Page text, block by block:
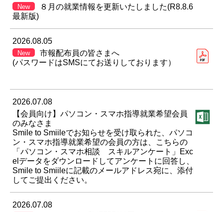
New
８月の就業情報を更新いたしました(R8.8.6
最新版)
2026.08.05
New
市報配布員の皆さまへ
(パスワードはSMSにてお送りしております）
2026.07.08
【会員向け】パソコン・スマホ指導就業希望会員
のみなさま
Smile to Smiileでお知らせを受け取られた、パソコ
ン・スマホ指導就業希望の会員の方は、こちらの
「パソコン・スマホ相談 スキルアンケート」Exc
elデータをダウンロードしてアンケートに回答し、
Smile to Smiileに記載のメールアドレス宛に、添付
してご提出ください。
2026.07.08